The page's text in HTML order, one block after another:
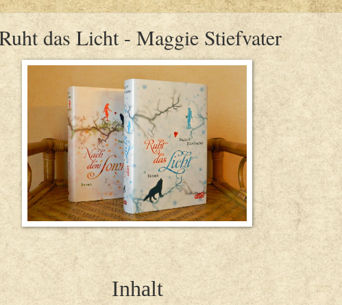
das Licht - Maggie Stiefvater
Inhalt